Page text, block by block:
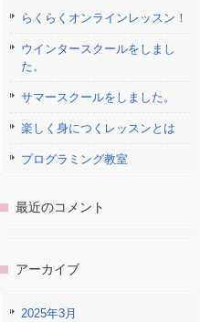
らくらくオンラインレッスン！
ウインタースクールをしまし
た。
サマースクールをしました。
楽しく身につくレッスンとは
プログラミング教室
最近のコメント
アーカイブ
2025年3月